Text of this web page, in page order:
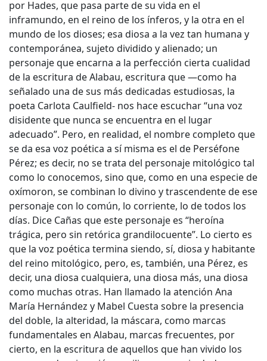
por Hades, que pasa parte de su vida en el
inframundo, en el reino de los ínferos, y la otra en el
mundo de los dioses; esa diosa a la vez tan humana y
contemporánea, sujeto dividido y alienado; un
personaje que encarna a la perfección cierta cualidad
de la escritura de Alabau, escritura que —como ha
señalado una de sus más dedicadas estudiosas, la
poeta Carlota Caulfield- nos hace escuchar “una voz
disidente que nunca se encuentra en el lugar
adecuado”. Pero, en realidad, el nombre completo que
se da esa voz poética a sí misma es el de Perséfone
Pérez; es decir, no se trata del personaje mitológico tal
como lo conocemos, sino que, como en una especie de
oxímoron, se combinan lo divino y trascendente de ese
personaje con lo común, lo corriente, lo de todos los
días. Dice Cañas que este personaje es “heroína
trágica, pero sin retórica grandilocuente”. Lo cierto es
que la voz poética termina siendo, sí, diosa y habitante
del reino mitológico, pero, es, también, una Pérez, es
decir, una diosa cualquiera, una diosa más, una diosa
como muchas otras. Han llamado la atención Ana
María Hernández y Mabel Cuesta sobre la presencia
del doble, la alteridad, la máscara, como marcas
fundamentales en Alabau, marcas frecuentes, por
cierto, en la escritura de aquellos que han vivido los